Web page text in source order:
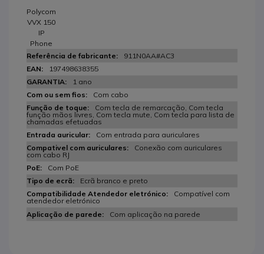
Polycom
VVX 150
IP
Phone
911N0AA#AC3
197498638355
1 ano
Com cabo
Com tecla de remarcação, Com tecla
função mãos livres, Com tecla mute, Com tecla para lista de
chamadas efetuadas
Com entrada para auriculares
Conexão com auriculares
com cabo RJ
Com PoE
Ecrã branco e preto
Compatível com
atendedor eletrónico
Com aplicação na parede